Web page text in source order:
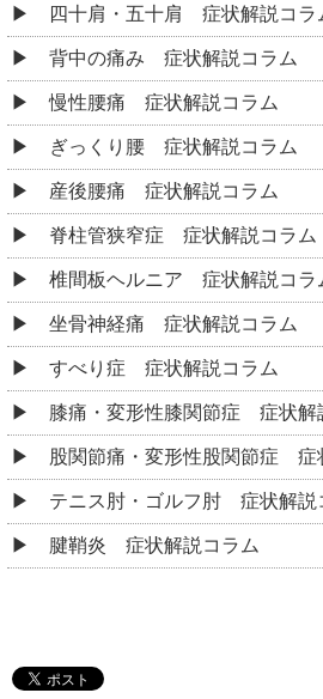
四十肩・五十肩 症状解説コラ
背中の痛み 症状解説コラム
慢性腰痛 症状解説コラム
ぎっくり腰 症状解説コラム
産後腰痛 症状解説コラム
脊柱管狭窄症 症状解説コラム
椎間板ヘルニア 症状解説コラ
坐骨神経痛 症状解説コラム
すべり症 症状解説コラム
膝痛・変形性膝関節症 症状解
股関節痛・変形性股関節症 症
テニス肘・ゴルフ肘 症状解説
腱鞘炎 症状解説コラム